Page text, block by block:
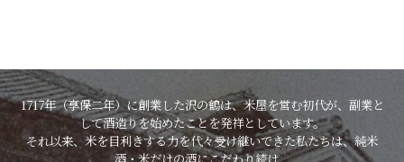
1717年（享保二年）に創業した沢の鶴は、米屋を営む初代が、副業と
して酒造りを始めたことを発祥としています。
それ以来、米を目利きする力を代々受け継いできた私たちは、純米
酒・米だけの酒にこだわり続け、